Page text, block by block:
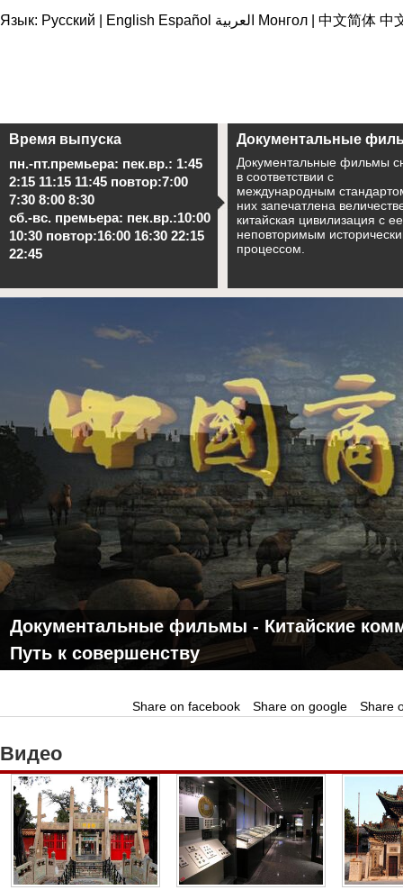
Язык: Русский English Español العربية Монгол 中文简体 中
Время выпуска
пн.-пт.премьера: пек.вр.: 1:45
2:15 11:15 11:45 повтор:7:00
7:30 8:00 8:30
сб.-вс. премьера: пек.вр.:10:00
10:30 повтор:16:00 16:30 22:15
22:45
Документальные
Документальные фильмы
в соответствии с
международным
них запечатлена
китайская цивилизация с ее
неповторимым
процессом.
Документальные фильмы - Китайские
Путь к совершенству
Share on facebook Share on google Share
Видео